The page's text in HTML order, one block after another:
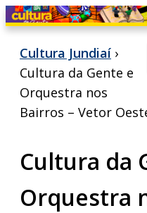
Cultura Jundiaí ›
Cultura da Gente e
Orquestra nos
Bairros – Vetor
Cultura da
Orquestra